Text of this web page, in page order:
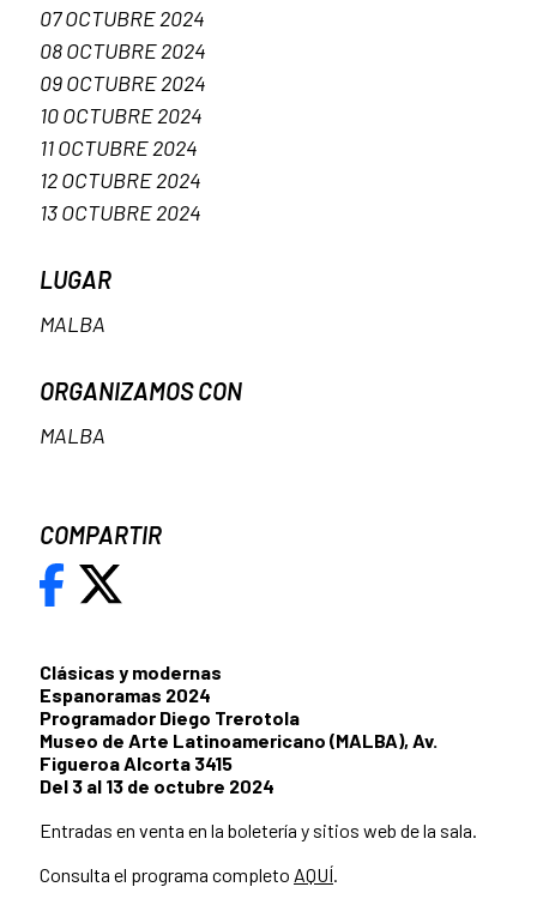
Clásicas y modernas
Espanoramas 2024
Programador Diego Trerotola
Museo de Arte Latinoamericano (MALBA), Av.
Figueroa Alcorta 3415
Del 3 al 13 de octubre 2024
Entradas en venta en la boletería y sitios web de la sala.
Consulta el programa completo AQUÍ
07 OCTUBRE 2024
08 OCTUBRE 2024
09 OCTUBRE 2024
10 OCTUBRE 2024
11 OCTUBRE 2024
12 OCTUBRE 2024
13 OCTUBRE 2024
LUGAR
MALBA
ORGANIZAMOS CON
MALBA
COMPARTIR